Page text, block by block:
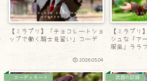
【ミラプリ】「チョコレートショ
ップで働く騎士見習い」コーデ
2026.03.04
【ミラプリ
シュな「ア
服風」ララ
コーディネート 武器の記録